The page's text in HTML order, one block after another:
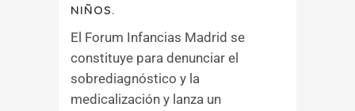
NIÑOS.
El Forum Infancias Madrid se
constituye para denunciar el
sobrediagnóstico y la
medicalización y lanza un